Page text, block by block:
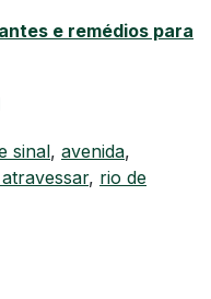
e remédios para
sinal, avenida,
, rio de